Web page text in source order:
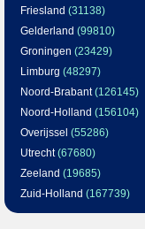
Friesland (31138)
Gelderland (99810)
Groningen (23429)
Limburg (48297)
Noord-Brabant(126145)
Noord-Holland (156104)
Overijssel (55286)
Utrecht(67680)
Zeeland (19685)
Zuid-Holland (167739)